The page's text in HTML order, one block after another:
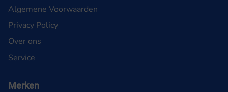
Algemene Voorwaarden
Privacy Policy
Over ons
Service
Merken